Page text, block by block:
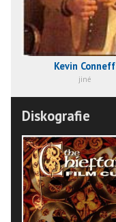
Kevin Conneff
jiné
Diskografie